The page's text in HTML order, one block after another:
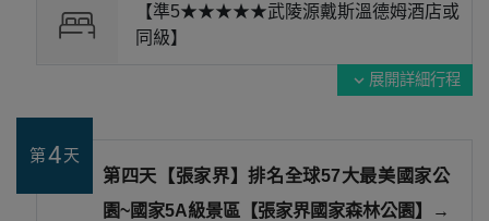
【準5★★★★★武陵源戴斯溫德姆酒店或
同級】
expand_more 展開詳細行程
第4天
第四天【張家界】排名全球57大最美國家公
園~國家5A級景區【張家界國家森林公園】→